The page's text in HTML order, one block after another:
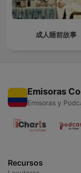
成人睡前故事
Emisoras
Emisoras y
Recursos